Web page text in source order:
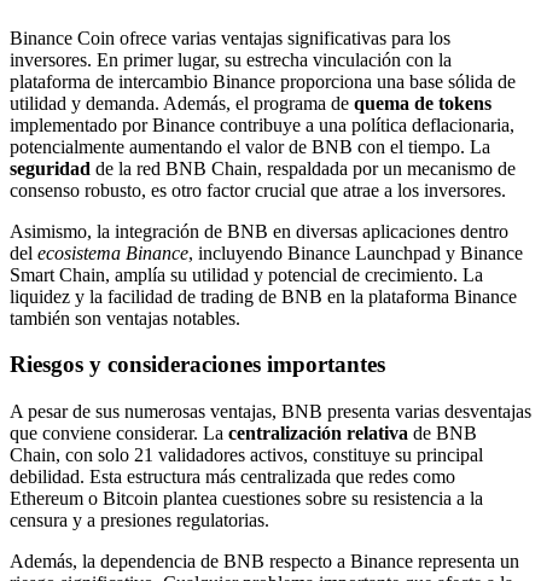
Binance Coin ofrece varias ventajas significativas para los
inversores. En primer lugar, su estrecha vinculación con la
plataforma de intercambio Binance proporciona una base sólida de
utilidad y demanda. Además, el programa de quema de tokens
implementado por Binance contribuye a una política deflacionaria,
potencialmente aumentando el valor de BNB con el tiempo. La
seguridad de la red BNB Chain, respaldada por un mecanismo de
consenso robusto, es otro factor crucial que atrae a los inversores.
Asimismo, la integración de BNB en diversas aplicaciones dentro
del ecosistema Binance, incluyendo Binance Launchpad y Binance
Smart Chain, amplía su utilidad y potencial de crecimiento. La
liquidez y la facilidad de trading de BNB en la plataforma Binance
también son ventajas notables.
Riesgos y consideraciones importantes
A pesar de sus numerosas ventajas, BNB presenta varias desventajas
que conviene considerar. La centralización relativa de BNB
Chain, con solo 21 validadores activos, constituye su principal
debilidad. Esta estructura más centralizada que redes como
Ethereum o Bitcoin plantea cuestiones sobre su resistencia a la
censura y a presiones regulatorias.
Además, la dependencia de BNB respecto a Binance representa un